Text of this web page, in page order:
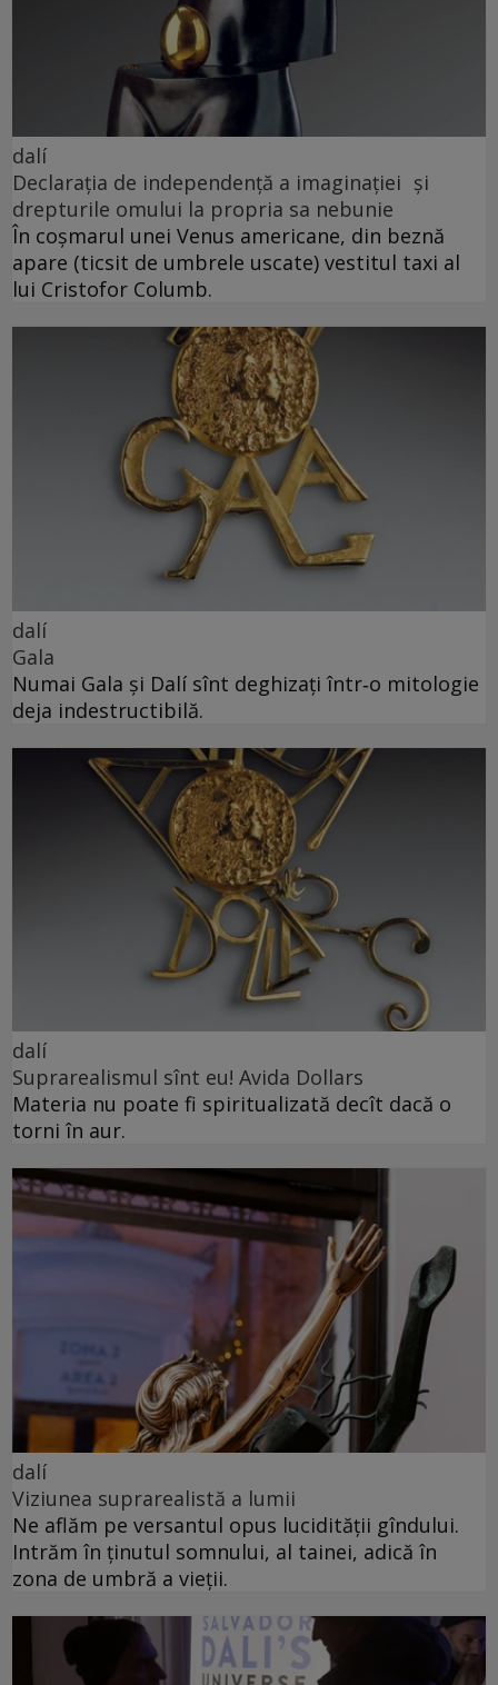
dalí
Declarația de independență a imaginației și
drepturile omului la propria sa nebunie
În coșmarul unei Venus americane, din beznă
apare (ticsit de umbrele uscate) vestitul taxi al
lui Cristofor Columb.
dalí
Gala
Numai Gala și Dalí sînt deghizați într‑o mitologie
deja indestructibilă.
dalí
Suprarealismul sînt eu! Avida Dollars
Materia nu poate fi spiritualizată decît dacă o
torni în aur.
dalí
Viziunea suprarealistă a lumii
Ne aflăm pe versantul opus lucidității gîndului.
Intrăm în ținutul somnului, al tainei, adică în
zona de umbră a vieții.